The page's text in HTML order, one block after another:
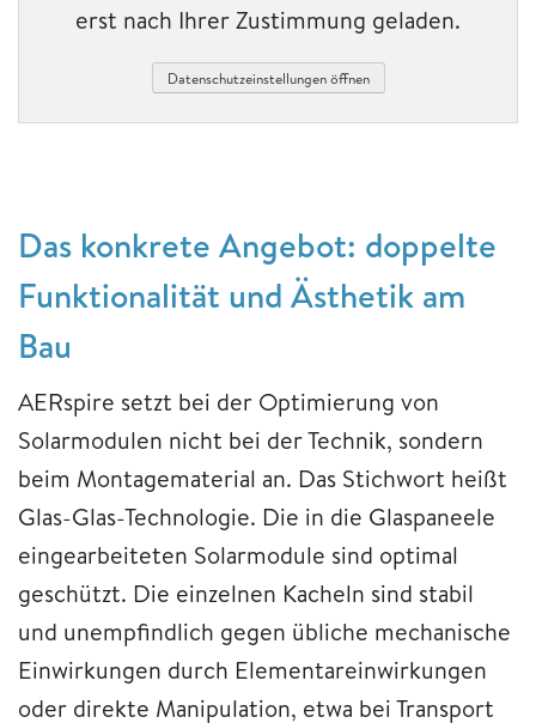
erst nach Ihrer Zustimmung geladen.
Datenschutzeinstellungen öffnen
Das konkrete Angebot: doppelte
Funktionalität und Ästhetik am
Bau
AERspire setzt bei der Optimierung von
Solarmodulen nicht bei der Technik, sondern
beim Montagematerial an. Das Stichwort heißt
Glas-Glas-Technologie. Die in die Glaspaneele
eingearbeiteten Solarmodule sind optimal
geschützt. Die einzelnen Kacheln sind stabil
und unempfindlich gegen übliche mechanische
Einwirkungen durch Elementareinwirkungen
oder direkte Manipulation, etwa bei Transport